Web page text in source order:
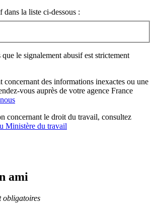
dans la liste ci-dessous :
le signalement abusif est strictement
concernant des informations inexactes ou une
vous auprès de votre agence France
concernant le droit du travail, consultez
Ministère du travail
ami
obligatoires